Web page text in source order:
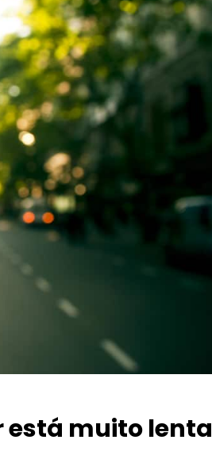
está muito lenta